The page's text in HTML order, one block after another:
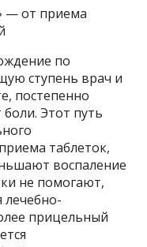
— от приема
по
ступень врач и
постепенно
Этот путь
таблеток,
воспаление
не помогают,
прицельный